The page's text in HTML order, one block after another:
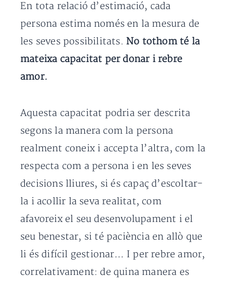
En tota relació d’estimació, cada
persona estima només en la mesura de
les seves possibilitats. No tothom té la
mateixa capacitat per donar i rebre
amor.
Aquesta capacitat podria ser descrita
segons la manera com la persona
realment coneix i accepta l’altra, com la
respecta com a persona i en les seves
decisions lliures, si és capaç d’escoltar-
la i acollir la seva realitat, com
afavoreix el seu desenvolupament i el
seu benestar, si té paciència en allò que
li és difícil gestionar… I per rebre amor,
correlativament: de quina manera es